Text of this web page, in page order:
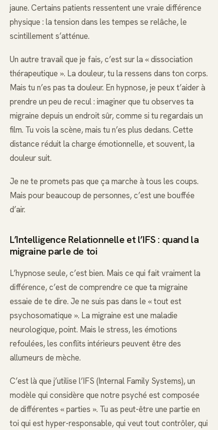
jaune. Certains patients ressentent une vraie différence
physique : la tension dans les tempes se relâche, le
scintillement s’atténue.
Un autre travail que je fais, c’est sur la « dissociation
thérapeutique ». La douleur, tu la ressens dans ton corps.
Mais tu n’es pas ta douleur. En hypnose, je peux t’aider à
prendre un peu de recul : imaginer que tu observes ta
migraine depuis un endroit sûr, comme si tu regardais un
film. Tu vois la scène, mais tu n’es plus dedans. Cette
distance réduit la charge émotionnelle, et souvent, la
douleur suit.
Je ne te promets pas que ça marche à tous les coups.
Mais pour beaucoup de personnes, c’est une bouffée
d’air.
L’Intelligence Relationnelle et l’IFS : quand la
migraine parle de toi
L’hypnose seule, c’est bien. Mais ce qui fait vraiment la
différence, c’est de comprendre ce que ta migraine
essaie de te dire. Je ne suis pas dans le « tout est
psychosomatique ». La migraine est une maladie
neurologique, point. Mais le stress, les émotions
refoulées, les conflits intérieurs peuvent être des
allumeurs de mèche.
C’est là que j’utilise l’IFS (Internal Family Systems), un
modèle qui considère que notre psyché est composée
de différentes « parties ». Tu as peut-être une partie en
toi qui est hyper-responsable, qui veut tout contrôler, qui